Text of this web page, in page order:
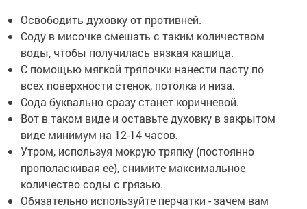
Освободить духовку от противней.
Соду в мисочке смешать с таким количеством
воды, чтобы получилась вязкая кашица.
С помощью мягкой тряпочки нанести пасту по
всех поверхности стенок, потолка и низа.
Сода буквально сразу станет коричневой.
Вот в таком виде и оставьте духовку в закрытом
виде минимум на 12-14 часов.
Утром, используя мокрую тряпку (постоянно
прополаскивая ее), снимите максимальное
количество соды с грязью.
Обязательно используйте перчатки - зачем вам